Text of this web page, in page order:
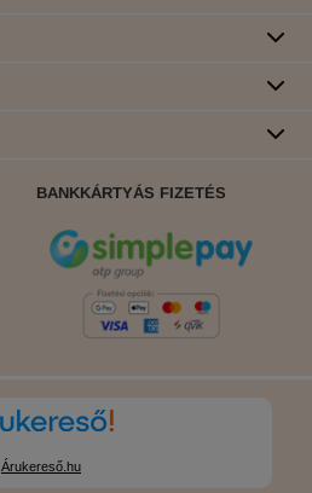
BANKKÁRTYÁS FIZETÉS
Árukereső.hu